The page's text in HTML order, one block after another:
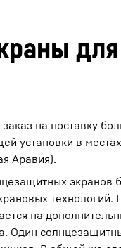
для
на поставку
установки в местах
Аравия).
экранов
технологий.
на
Один